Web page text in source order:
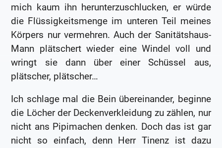
mich kaum ihn herunterzuschlucken, er würde
die Flüssigkeitsmenge im unteren Teil meines
Körpers nur vermehren. Auch der Sanitätshaus-
Mann plätschert wieder eine Windel voll und
wringt sie dann über einer Schüssel aus,
plätscher, plätscher…
Ich schlage mal die Bein übereinander, beginne
die Löcher der Deckenverkleidung zu zählen, nur
nicht ans Pipimachen denken. Doch das ist gar
nicht so einfach, denn Herr Tinenz ist dazu